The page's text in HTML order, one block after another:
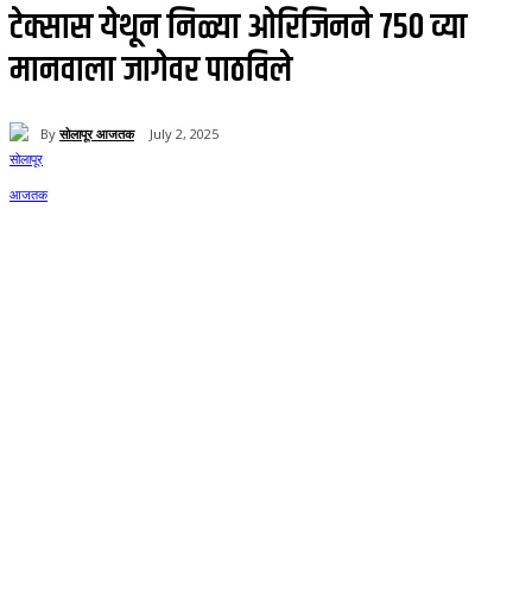
टेक्सास येथून निळ्या ओरिजिनने 750 व्या
मानवाला जागेवर पाठविले
By सोलापूर आजतक July 2, 2025